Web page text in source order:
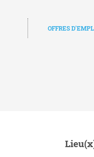
OFFRES
POSTULEZ